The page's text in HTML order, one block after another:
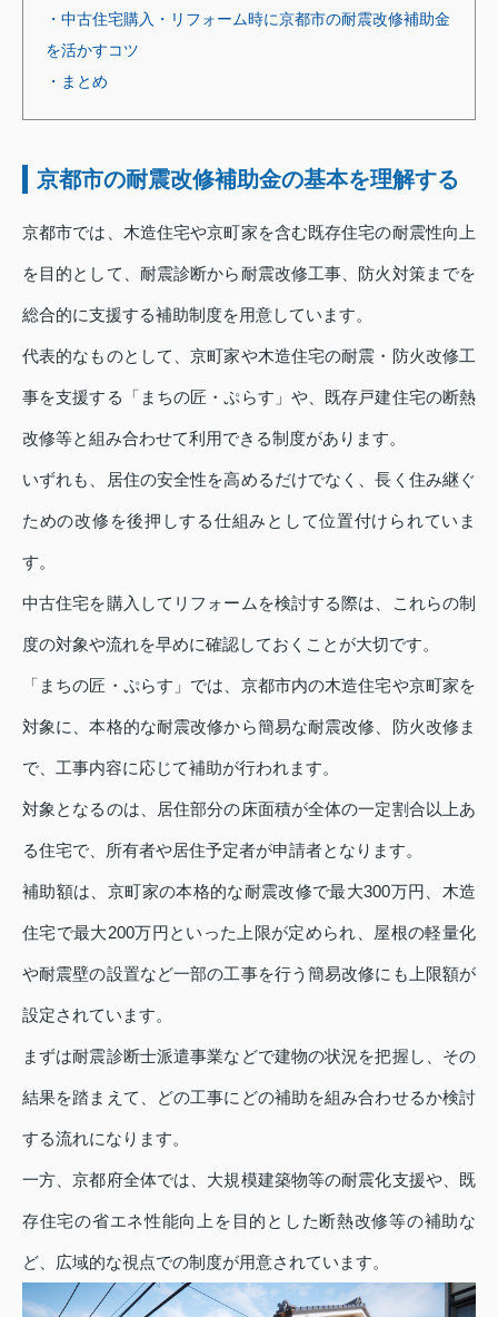
・中古住宅購入・リフォーム時に京都市の耐震改修補助金
を活かすコツ
・まとめ
京都市の耐震改修補助金の基本を理解する
京都市では、木造住宅や京町家を含む既存住宅の耐震性向上
を目的として、耐震診断から耐震改修工事、防火対策までを
総合的に支援する補助制度を用意しています。
代表的なものとして、京町家や木造住宅の耐震・防火改修工
事を支援する「まちの匠・ぷらす」や、既存戸建住宅の断熱
改修等と組み合わせて利用できる制度があります。
いずれも、居住の安全性を高めるだけでなく、長く住み継ぐ
ための改修を後押しする仕組みとして位置付けられていま
す。
中古住宅を購入してリフォームを検討する際は、これらの制
度の対象や流れを早めに確認しておくことが大切です。
「まちの匠・ぷらす」では、京都市内の木造住宅や京町家を
対象に、本格的な耐震改修から簡易な耐震改修、防火改修ま
で、工事内容に応じて補助が行われます。
対象となるのは、居住部分の床面積が全体の一定割合以上あ
る住宅で、所有者や居住予定者が申請者となります。
補助額は、京町家の本格的な耐震改修で最大300万円、木造
住宅で最大200万円といった上限が定められ、屋根の軽量化
や耐震壁の設置など一部の工事を行う簡易改修にも上限額が
設定されています。
まずは耐震診断士派遣事業などで建物の状況を把握し、その
結果を踏まえて、どの工事にどの補助を組み合わせるか検討
する流れになります。
一方、京都府全体では、大規模建築物等の耐震化支援や、既
存住宅の省エネ性能向上を目的とした断熱改修等の補助な
ど、広域的な視点での制度が用意されています。